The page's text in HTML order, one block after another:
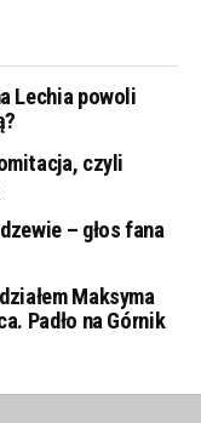
Lechia powoli
czyli
– głos fana
Maksyma
Padło na Górnik